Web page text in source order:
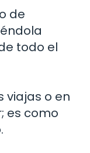
de
todo el
viajas o en
es como